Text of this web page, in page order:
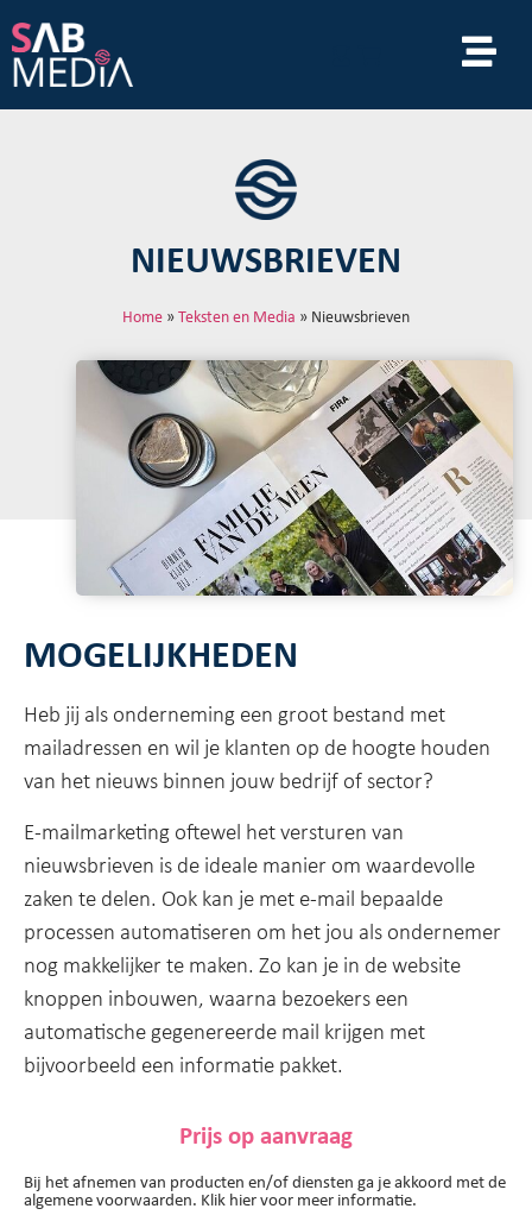
NIEUWSBRIEVEN
Home »Teksten en Media » Nieuwsbrieven
MOGELIJKHEDEN
Heb jij als onderneming een groot bestand met
mailadressen en wil je klanten op de hoogte houden
van het nieuws binnen jouw bedrijf of sector?
E-mailmarketing oftewel het versturen van
nieuwsbrieven is de ideale manier om waardevolle
zaken te delen. Ook kan je met e-mail bepaalde
processen automatiseren om het jou als ondernemer
nog makkelijker te maken. Zo kan je in de website
knoppen inbouwen, waarna bezoekers een
automatische gegenereerde mail krijgen met
bijvoorbeeld een informatie pakket.
Prijs op aanvraag
Bij het afnemen van producten en/of diensten ga je akkoord met de
algemene voorwaarden. Klik hier voor meer informatie.